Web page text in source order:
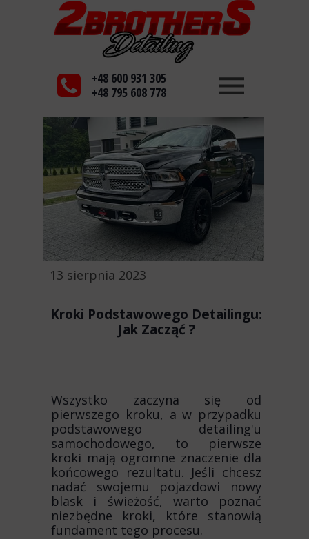
13 sierpnia 2023
Kroki Podstawowego Detailingu:
Jak Zacząć ?
Wszystko zaczyna się od
pierwszego kroku, a w przypadku
podstawowego detailing'u
samochodowego, to pierwsze
kroki mają ogromne znaczenie dla
końcowego rezultatu. Jeśli chcesz
nadać swojemu pojazdowi nowy
blask i świeżość, warto poznać
niezbędne kroki, które stanowią
fundament tego procesu.
+48 600 931 305
+48 795 608 778